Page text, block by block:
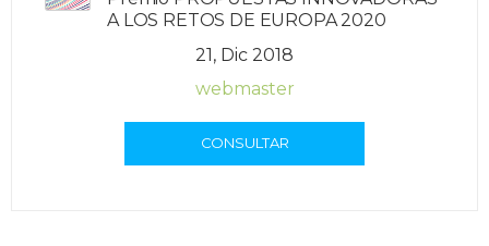
A LOS RETOS DE EUROPA 2020
21, Dic 2018
webmaster
CONSULTAR